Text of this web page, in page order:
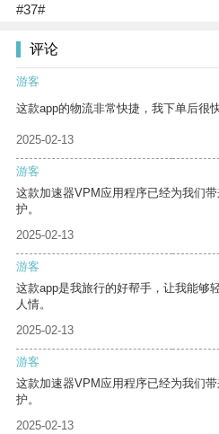
#37#
评论
游客
这款app的物流非常快捷，我下单后很
2025-02-13
游客
这款加速器VPM应用程序已经为我们
护。
2025-02-13
游客
这款app是我旅行的好帮手，让我能够
人情。
2025-02-13
游客
这款加速器VPM应用程序已经为我们
护。
2025-02-13